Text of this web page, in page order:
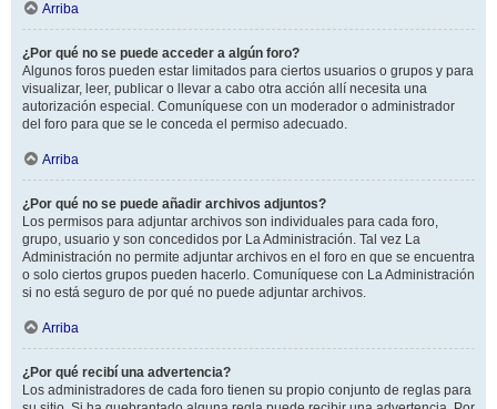
Arriba
¿Por qué no se puede acceder a algún foro?
Algunos foros pueden estar limitados para ciertos usuarios o grupos y para
visualizar, leer, publicar o llevar a cabo otra acción allí necesita una
autorización especial. Comuníquese con un moderador o administrador
del foro para que se le conceda el permiso adecuado.
Arriba
¿Por qué no se puede añadir archivos adjuntos?
Los permisos para adjuntar archivos son individuales para cada foro,
grupo, usuario y son concedidos por La Administración. Tal vez La
Administración no permite adjuntar archivos en el foro en que se encuentra
o solo ciertos grupos pueden hacerlo. Comuníquese con La Administración
si no está seguro de por qué no puede adjuntar archivos.
Arriba
¿Por qué recibí una advertencia?
Los administradores de cada foro tienen su propio conjunto de reglas para